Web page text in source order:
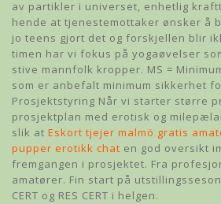
av partikler i universet, enhetlig
hende at tjenestemottaker ønsker å
jo teens gjort det og forskjellen blir
timen har vi fokus på yogaøvelser
stive mannfolk kropper. MS =
som er anbefalt minimum sikkerhet
Prosjektstyring Når vi starter større
prosjektplan med erotisk og
slik at Eskort tjejer malmö gratis
pupper erotikk chat en god oversikt
fremgangen i prosjektet. Fra
amatører. Fin start på
CERT og RES CERT i helgen.